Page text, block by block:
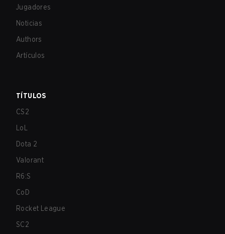
Jugadores
Noticias
Authors
Artículos
TÍTULOS
CS2
LoL
Dota 2
Valorant
R6:S
CoD
Rocket League
SC2